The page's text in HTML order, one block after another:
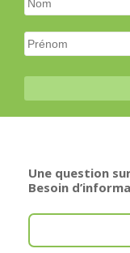
Une question
Besoin